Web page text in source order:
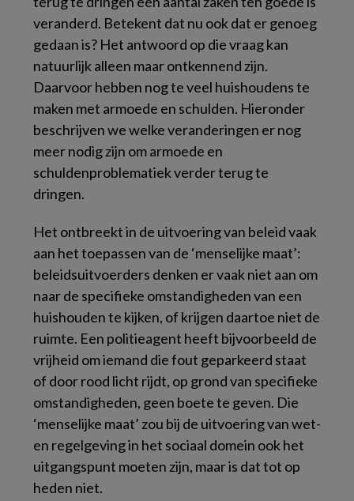
veranderd. Betekent dat nu ook dat er genoeg
gedaan is? Het antwoord op die vraag kan
natuurlijk alleen maar ontkennend zijn.
Daarvoor hebben nog te veel huishoudens te
maken met armoede en schulden. Hieronder
beschrijven we welke veranderingen er nog
meer nodig zijn om armoede en
schuldenproblematiek verder terug te
dringen.
Het ontbreekt in de uitvoering van beleid vaak
aan het toepassen van de ‘menselijke maat’:
beleidsuitvoerders denken er vaak niet aan om
naar de specifieke omstandigheden van een
huishouden te kijken, of krijgen daartoe niet de
ruimte. Een politieagent heeft bijvoorbeeld de
vrijheid om iemand die fout geparkeerd staat
of door rood licht rijdt, op grond van specifieke
omstandigheden, geen boete te geven. Die
‘menselijke maat’ zou bij de uitvoering van wet-
en regelgeving in het sociaal domein ook het
uitgangspunt moeten zijn, maar is dat tot op
heden niet.